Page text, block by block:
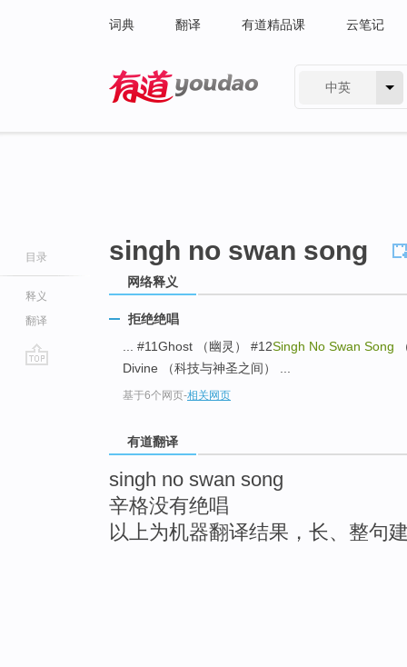
词典 翻译 有道精品课 云笔记
中英
目录
释义
翻译
singh no swan song
网络释义
拒绝绝唱
... #11Ghost （幽灵） #12Singh No Swan Song
Divine （科技与神圣之间） ...
基于6个网页-相关网页
有道翻译
singh no swan song
辛格没有绝唱
以上为机器翻译结果，长、整句